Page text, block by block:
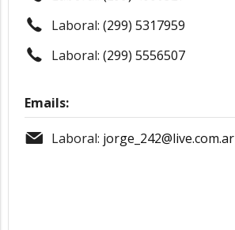
Laboral: (299) 5317959
Laboral: (299) 5556507
Emails:
Laboral: jorge_242@live.com.ar